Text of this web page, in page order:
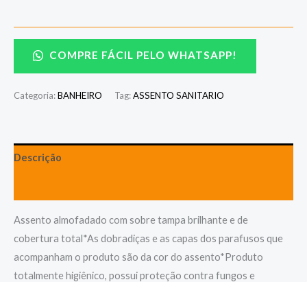
COMPRE FÁCIL PELO WHATSAPP!
Categoria:BANHEIRO Tag:ASSENTO SANITARIO
Descrição
Assento almofadado com sobre tampa brilhante e de
cobertura total*As dobradiças e as capas dos parafusos que
acompanham o produto são da cor do assento*Produto
totalmente higiênico, possui proteção contra fungos e